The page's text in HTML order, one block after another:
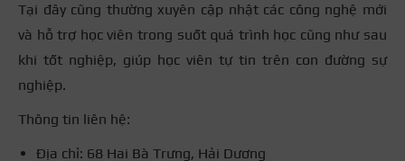
Tại đây cũng thường xuyên cập nhật các công nghệ mới
và hỗ trợ học viên trong suốt quá trình học cũng như sau
khi tốt nghiệp, giúp học viên tự tin trên con đường sự
nghiệp.
Thông tin liên hệ:
Địa chỉ: 68 Hai Bà Trưng, Hải Dương